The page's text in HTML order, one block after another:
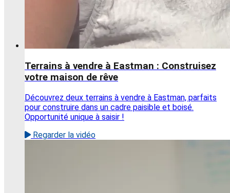
Terrains à vendre à Eastman : Construisez
votre maison de rêve
Découvrez deux terrains à vendre à Eastman, parfaits
pour construire dans un cadre paisible et boisé.
Opportunité unique à saisir !
Regarder la vidéo